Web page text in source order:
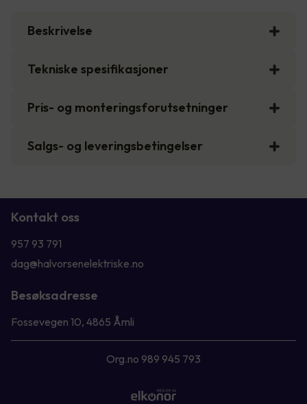
Beskrivelse
Tekniske spesifikasjoner
Pris- og monteringsforutsetninger
Salgs- og leveringsbetingelser
Kontakt oss
957 93 791
dag@halvorsenelektriske.no
Besøksadresse
Fossevegen 10, 4865 Åmli
Org.no 989 945 793